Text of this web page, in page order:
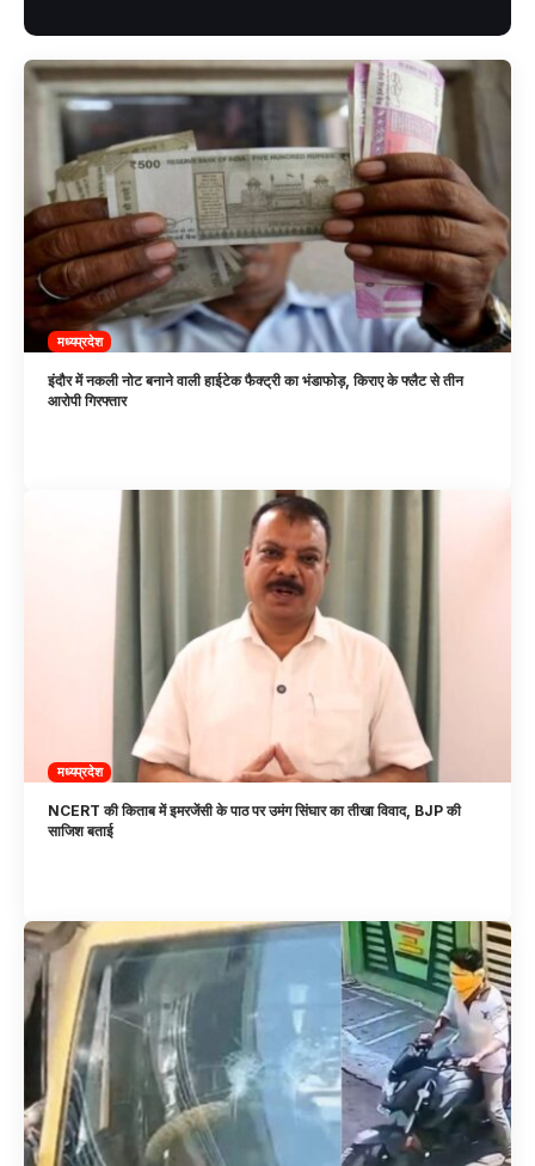
मध्यप्रदेश
इंदौर में नकली नोट बनाने वाली हाईटेक फैक्ट्री का भंडाफोड़, किराए के फ्लैट से तीन
आरोपी गिरफ्तार
मध्यप्रदेश
NCERT की किताब में इमरजेंसी के पाठ पर उमंग सिंघार का तीखा विवाद, BJP की
साजिश बताई